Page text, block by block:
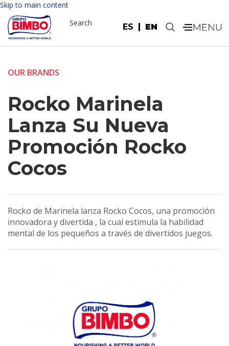
Skip to main content
ES EN
Search .
OUR BRANDS
Rocko Marinela
Lanza Su Nueva
Promoción Rocko
Cocos
Rocko de Marinela lanza Rocko Cocos, una promoción
innovadora y divertida , la cual estimula la habilidad
mental de los pequeños a través de divertidos juegos.